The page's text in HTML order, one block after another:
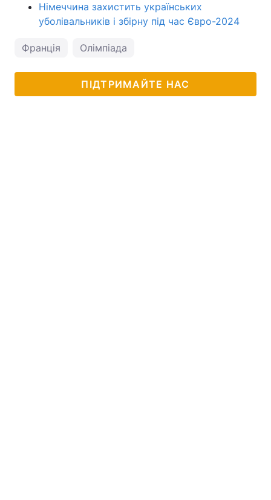
Німеччина захистить українських
уболівальників і збірну під час Євро-2024
Франція Олімпіада
ПІДТРИМАЙТЕ НАС